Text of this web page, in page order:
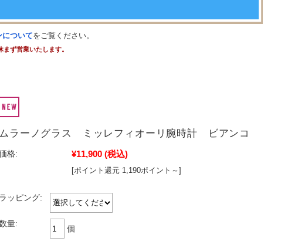
ついてをご覧ください。
ず営業いたします。
ムラーノグラス ミッレフィオーリ腕時計 ビアンコ
格: ¥11,900 (税込)
[ポイント還元 1,190ポイント～]
ラッピング:
量:
個